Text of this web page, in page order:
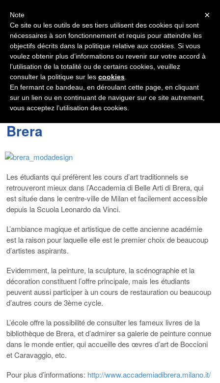
Accademia di Belle Arti di
Brera
Les étudiants qui préfèrent les cours d’art traditionnels se
retrouveront mieux dans l’Accademia di Belle Arti di Brera, qui
est située dans le centre-ville de Milan et facilement accessible
depuis la Scuola Leonardo da Vinci.
L’ambiance magique et artistique de cette ancienne académie
est la raison pour laquelle elle est le premier choix de beaucoup
d’artistes aspirants.
Evidemment, la peinture, la sculpture, la scénographie et la
décoration constituent l’offre principale, mais les étudiants
peuvent aussi participer à un cours de restauration ou beaucoup
d’autres cours de 3ème cycle.
L’école offre la possibilité de consulter les fameux livres de la
bibliothèque de Brera, et d’admirer sa galerie de peinture connue
dans le monde entier, qui accueille des œvres d’art de Boccioni
et Caravaggio, etc.
Pour plus d’informations: http://www.accademiadibrera.milano.it/
×
Note
Ce site ou les outils de ses tiers utilisent des cookies qui sont
nécessaires à son fonctionnement et requis pour atteindre les
objectifs décrits dans la politique relative aux cookies. Si vous
voulez obtenir plus d’informations ou revenir sur votre accord à
l’utilisation de la totalité ou de certains cookies, veuillez
consulter la politique sur les cookies
En fermant ce bandeau, en déroulant cette page, en cliquant
sur un lien ou en continuant de naviguer sur ce site autrement,
vous acceptez l’utilisation des cookies.